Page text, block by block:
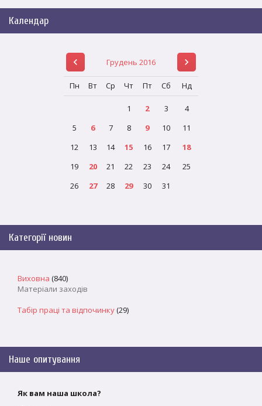
Календар
Грудень 2016
Пн Вт Ср Чт Пт Сб Нд
1 2 3
4
5
6 7 8 9 10
11
12
13 14 15 16 17
18
19
20 21 22 23 24
25
26
27 28 29 30 31
Категорії новин
Виховна (840)
Матеріали заходів
Табір праці та відпочинку(29)
Наше опитування
Як вам наша школа?